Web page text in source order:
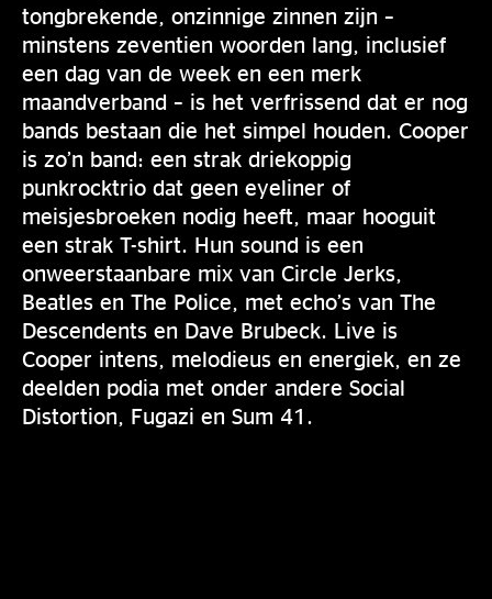
tongbrekende, onzinnige zinnen zijn –
minstens zeventien woorden lang, inclusief
een dag van de week en een merk
maandverband – is het verfrissend dat er nog
bands bestaan die het simpel houden. Cooper
is zo’n band: een strak driekoppig
punkrocktrio dat geen eyeliner of
meisjesbroeken nodig heeft, maar hooguit
een strak T-shirt. Hun sound is een
onweerstaanbare mix van Circle Jerks,
Beatles en The Police, met echo’s van The
Descendents en Dave Brubeck. Live is
Cooper intens, melodieus en energiek, en ze
deelden podia met onder andere Social
Distortion, Fugazi en Sum 41.